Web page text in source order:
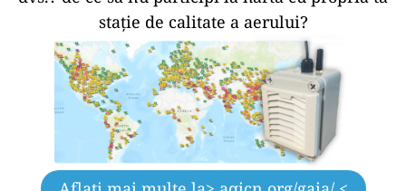
stație de calitate a aerului?